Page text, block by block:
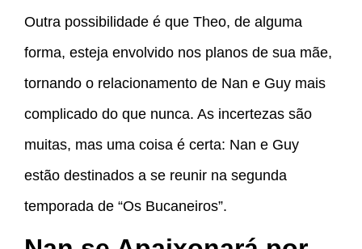
Outra possibilidade é que Theo, de alguma
forma, esteja envolvido nos planos de sua mãe,
tornando o relacionamento de Nan e Guy mais
complicado do que nunca. As incertezas são
muitas, mas uma coisa é certa: Nan e Guy
estão destinados a se reunir na segunda
temporada de “Os Bucaneiros”.